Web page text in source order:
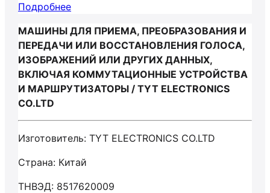
Подробнее
МАШИНЫ ДЛЯ ПРИЕМА, ПРЕОБРАЗОВАНИЯ И
ПЕРЕДАЧИ ИЛИ ВОССТАНОВЛЕНИЯ ГОЛОСА,
ИЗОБРАЖЕНИЙ ИЛИ ДРУГИХ ДАННЫХ,
ВКЛЮЧАЯ КОММУТАЦИОННЫЕ УСТРОЙСТВА
И МАРШРУТИЗАТОРЫ / TYT ELECTRONICS
CO.LTD
Изготовитель: TYT ELECTRONICS CO.LTD
Страна: Китай
ТНВЭД: 8517620009